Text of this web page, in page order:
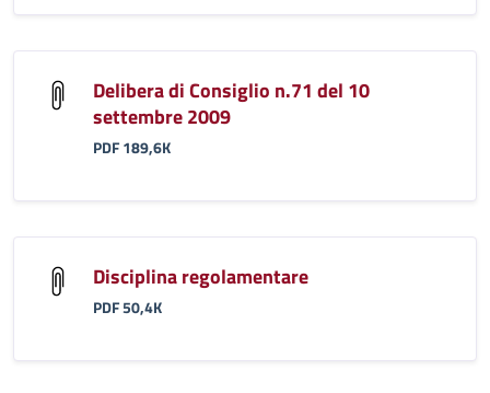
Delibera di Consiglio n.71 del 10
settembre 2009
PDF 189,6K
Disciplina regolamentare
PDF 50,4K